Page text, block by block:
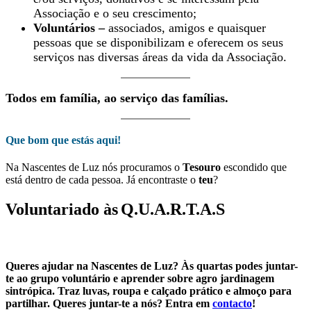
Associação e o seu crescimento;
Voluntários – associados, amigos e quaisquer
pessoas que se disponibilizam e oferecem os seus
serviços nas diversas áreas da vida da Associação.
Todos em família, ao serviço das famílias.
Que bom que estás aqui!
Na Nascentes de Luz nós procuramos o Tesouro escondido que
está dentro de cada pessoa. Já encontraste o teu?
Voluntariado àsQ.U.A.R.T.A.S
Queres ajudar na Nascentes de Luz? Às quartas podes juntar-
te ao grupo voluntário e aprender sobre agro jardinagem
sintrópica. Traz luvas, roupa e calçado prático e almoço para
partilhar. Queres juntar-te a nós? Entra em contacto!